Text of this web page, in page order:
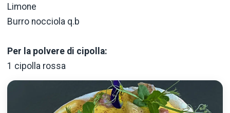
Limone
Burro nocciola q.b
Per la polvere di cipolla:
1 cipolla rossa